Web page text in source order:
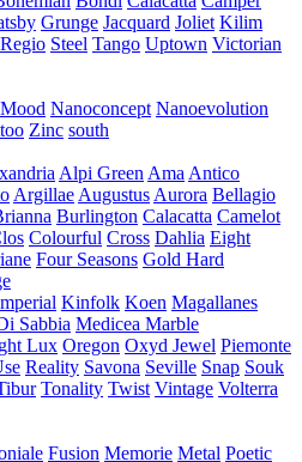
Grunge Jacquard Joliet Kilim
Regio Steel Tango Uptown Victorian
Mood Nanoconcept Nanoevolution
Zinc south
Alpi Green Ama Antico
Argillae Augustus Aurora Bellagio
Burlington Calacatta Camelot
Colourful Cross Dahlia Eight
Four Seasons Gold Hard
Kinfolk Koen Magallanes
Sabbia Medicea Marble
Lux Oregon Oxyd Jewel Piemonte
Reality Savona Seville Snap Souk
Tonality Twist Vintage Volterra
Fusion Memorie Metal Poetic